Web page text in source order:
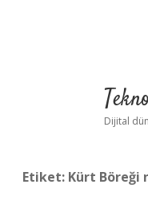
Dijital
Etiket: Kürt Böreği